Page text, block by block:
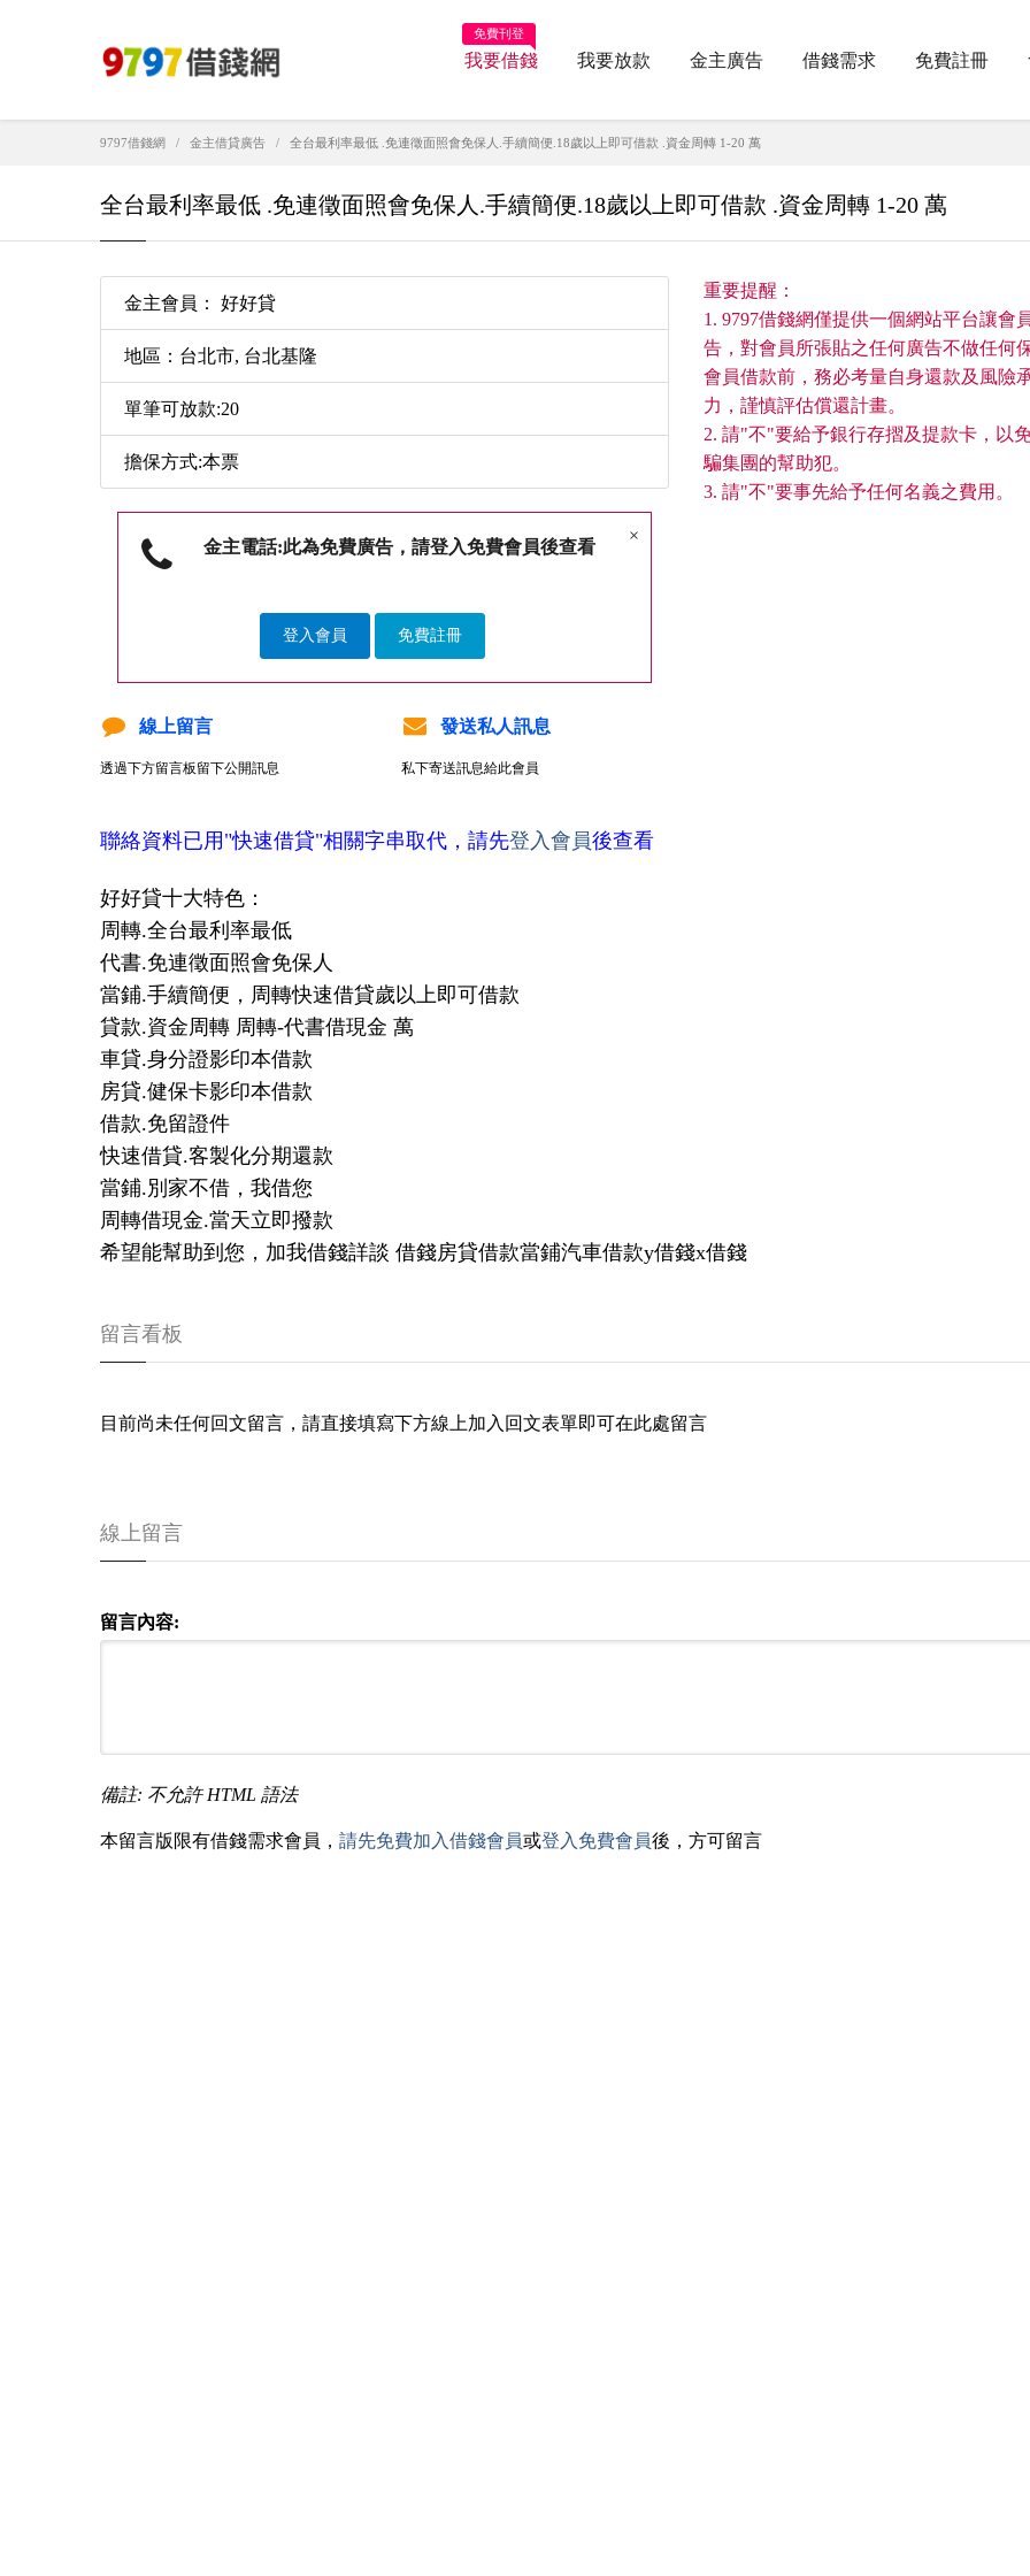
我要借錢
免費刊登
我要放款 金主廣告 借錢需求 免費註冊
9797借錢網 金主借貸廣告 全台最利率最低 .免連徵面照會免保人.手續簡便.18歲以上即可借款 .資金周轉 1-20 萬
全台最利率最低 .免連徵面照會免保人.手續簡便.18歲以上即可借款 .資金周轉 1-20 萬
金主會員： 好好貸
地區：台北市, 台北基隆
單筆可放款:20
擔保方式:本票
×
金主電話:此為免費廣告，請登入免費會員後查看
登入會員 免費註冊
線上留言
透過下方留言板留下公開訊息
發送私人訊息
私下寄送訊息給此會員
重要提醒：
1. 9797借錢網僅提供一個網站平台讓會
告，對會員所張貼之任何廣告不做任何
會員借款前，務必考量自身還款及風險
力，謹慎評估償還計畫。
2. 請"不"要給予銀行存摺及提款卡，以
騙集團的幫助犯。
3. 請"不"要事先給予任何名義之費用。
聯絡資料已用"快速借貸"相關字串取代，請先登入會員後查看
好好貸十大特色：
周轉.全台最利率最低
代書.免連徵面照會免保人
當鋪.手續簡便，周轉快速借貸歲以上即可借款
貸款.資金周轉 周轉-代書借現金 萬
車貸.身分證影印本借款
房貸.健保卡影印本借款
借款.免留證件
快速借貸.客製化分期還款
當鋪.別家不借，我借您
周轉借現金.當天立即撥款
希望能幫助到您，加我借錢詳談 借錢房貸借款當鋪汽車借款y借錢x借錢
留言看板
目前尚未任何回文留言，請直接填寫下方線上加入回文表單即可在此處留言
線上留言
留言內容:
備註: 不允許 HTML 語法
本留言版限有借錢需求會員， 請先免費加入借錢會員或登入免費會員後，方可留言